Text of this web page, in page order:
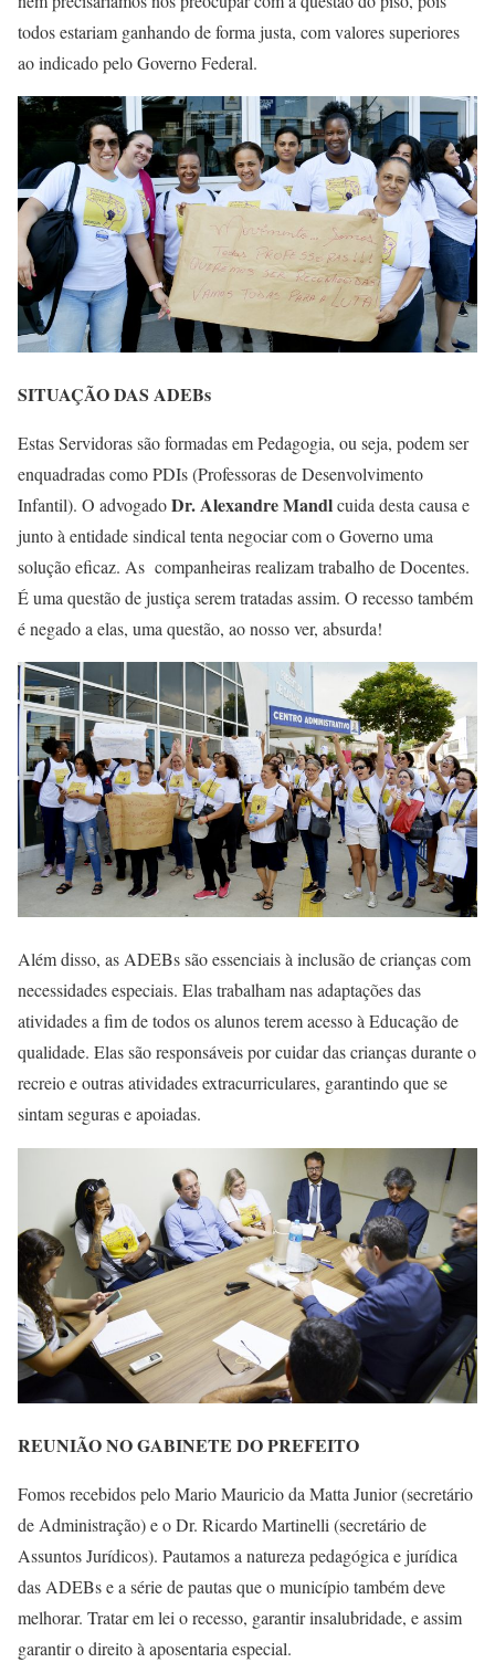
todos estariam ganhando de forma justa, com valores superiores
ao indicado pelo Governo Federal.
SITUAÇÃO DAS ADEBs
Estas Servidoras são formadas em Pedagogia, ou seja, podem ser
enquadradas como PDIs (Professoras de Desenvolvimento
Infantil). O advogadoDr. Alexandre Mandlcuida desta causa e
junto à entidade sindical tenta negociar com o Governo uma
solução eficaz. As companheiras realizam trabalho de Docentes.
É uma questão de justiça serem tratadas assim. O recesso também
é negado a elas, uma questão, ao nosso ver, absurda!
Além disso, as ADEBs são essenciais à inclusão de crianças com
necessidades especiais. Elas trabalham nas adaptações das
atividades a fim de todos os alunos terem acesso à Educação de
qualidade. Elas são responsáveis por cuidar das crianças durante o
recreio e outras atividades extracurriculares, garantindo que se
sintam seguras e apoiadas.
REUNIÃO NO GABINETE DO PREFEITO
Fomos recebidos pelo Mario Mauricio da Matta Junior (secretário
de Administração) e o Dr. Ricardo Martinelli (secretário de
Assuntos Jurídicos). Pautamosa natureza pedagógica e jurídica
das ADEBs e a série de pautas que o município também deve
melhorar. Tratar em lei o recesso, garantir insalubridade, e assim
garantir o direito à aposentaria especial.